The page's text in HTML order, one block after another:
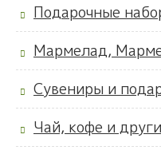
Подарочные
Мармелад,
Сувениры и
Чай, кофе и